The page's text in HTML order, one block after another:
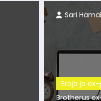
Niko
Eroja ja
Brotherus
Sari